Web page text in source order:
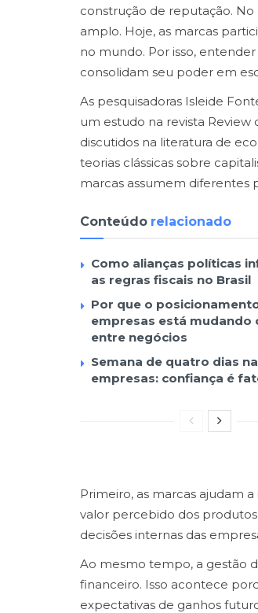
construção de reputação.
amplo. Hoje, as marcas
no mundo. Por isso,
consolidam seu poder em
As pesquisadoras Isleide
um estudo na revista Review
discutidos na literatura de
teorias clássicas sobre
marcas assumem diferentes
Conteúdo relacionado
Como alianças políticas
as regras fiscais no Brasil
Por que o
empresas está mudando
entre negócios
Semana de quatro dias
empresas: confiança é
Primeiro, as marcas ajudam
valor percebido dos
decisões internas das
Ao mesmo tempo, a gestão
financeiro. Isso acontece
expectativas de ganhos